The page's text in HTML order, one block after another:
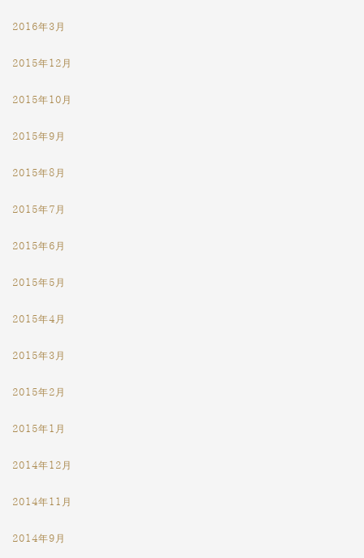
2016年3月
2015年12月
2015年10月
2015年9月
2015年8月
2015年7月
2015年6月
2015年5月
2015年4月
2015年3月
2015年2月
2015年1月
2014年12月
2014年11月
2014年9月